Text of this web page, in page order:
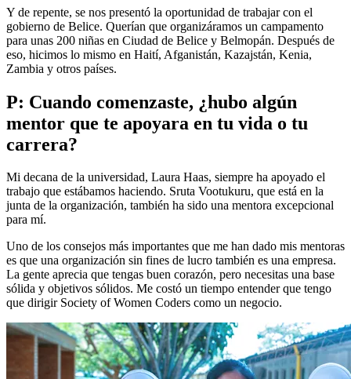
Y de repente, se nos presentó la oportunidad de trabajar con el
gobierno de Belice. Querían que organizáramos un campamento
para unas 200 niñas en Ciudad de Belice y Belmopán. Después de
eso, hicimos lo mismo en Haití, Afganistán, Kazajstán, Kenia,
Zambia y otros países.
P: Cuando comenzaste, ¿hubo algún
mentor que te apoyara en tu vida o tu
carrera?
Mi decana de la universidad, Laura Haas, siempre ha apoyado el
trabajo que estábamos haciendo. Sruta Vootukuru, que está en la
junta de la organización, también ha sido una mentora excepcional
para mí.
Uno de los consejos más importantes que me han dado mis mentoras
es que una organización sin fines de lucro también es una empresa.
La gente aprecia que tengas buen corazón, pero necesitas una base
sólida y objetivos sólidos. Me costó un tiempo entender que tengo
que dirigir Society of Women Coders como un negocio.